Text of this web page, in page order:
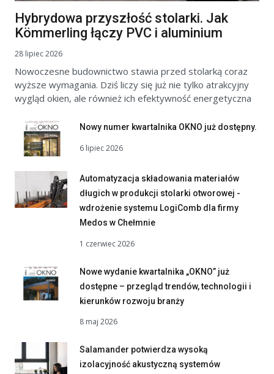
Hybrydowa przyszłość stolarki. Jak
Kömmerling łączy PVC i aluminium
28 lipiec 2026
Nowoczesne budownictwo stawia przed stolarką coraz
wyższe wymagania. Dziś liczy się już nie tylko atrakcyjny
wygląd okien, ale również ich efektywność energetyczna
Nowy numer kwartalnika OKNO już dostępny.
6 lipiec 2026
Automatyzacja składowania materiałów
długich w produkcji stolarki otworowej -
wdrożenie systemu LogiComb dla firmy
Medos w Chełmnie
1 czerwiec 2026
Nowe wydanie kwartalnika „OKNO” już
dostępne – przegląd trendów, technologii i
kierunków rozwoju branży
8 maj 2026
Salamander potwierdza wysoką
izolacyjność akustyczną systemów